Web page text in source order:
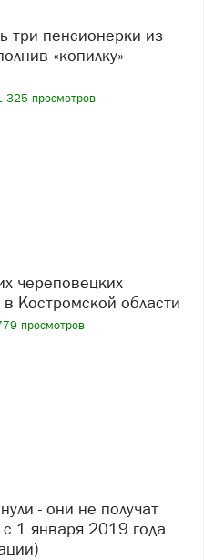
«копилку»
325 просмотров
Костромской области
просмотров
1 января 2019 года